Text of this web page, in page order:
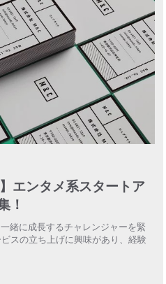
エンタメ系スタートア
！
緒に成長するチャレンジャーを緊
スの立ち上げに興味があり、経験